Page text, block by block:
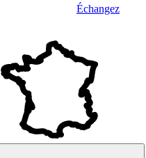
Échangez